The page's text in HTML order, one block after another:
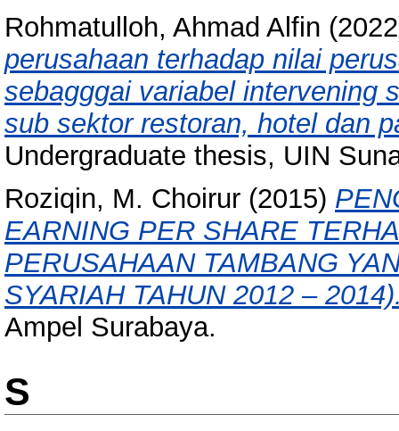
Rohmatulloh, Ahmad Alfin
perusahaan terhadap nilai
sebagggai variabel intervening
sub sektor restoran, hotel dan
Undergraduate thesis, UIN
Roziqin, M. Choirur (2015)
EARNING PER SHARE
PERUSAHAAN TAMBANG
SYARIAH TAHUN 2012 –
Ampel Surabaya.
S